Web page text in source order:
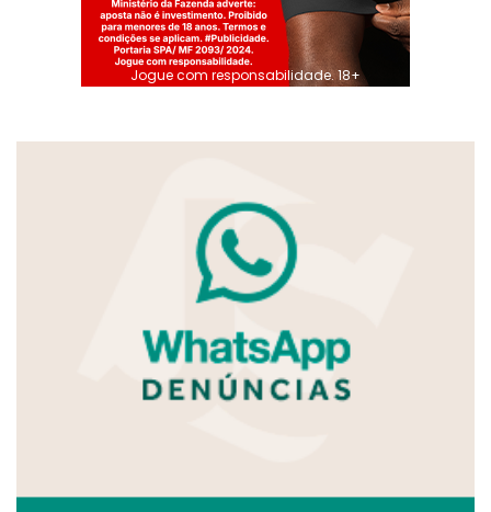
Jogue com responsabilidade. 18+